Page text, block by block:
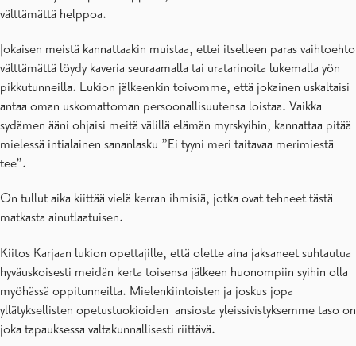
välttämättä helppoa.
Jokaisen meistä kannattaakin muistaa, ettei itselleen paras vaihtoehto
välttämättä löydy kaveria seuraamalla tai uratarinoita lukemalla yön
pikkutunneilla. Lukion jälkeenkin toivomme, että jokainen uskaltaisi
antaa oman uskomattoman persoonallisuutensa loistaa. Vaikka
sydämen ääni ohjaisi meitä välillä elämän myrskyihin, kannattaa pitää
mielessä intialainen sananlasku ”Ei tyyni meri taitavaa merimiestä
tee”.
On tullut aika kiittää vielä kerran ihmisiä, jotka ovat tehneet tästä
matkasta ainutlaatuisen.
Kiitos Karjaan lukion opettajille, että olette aina jaksaneet suhtautua
hyväuskoisesti meidän kerta toisensa jälkeen huonompiin syihin olla
myöhässä oppitunneilta. Mielenkiintoisten ja joskus jopa
yllätyksellisten opetustuokioiden ansiosta yleissivistyksemme taso on
joka tapauksessa valtakunnallisesti riittävä.